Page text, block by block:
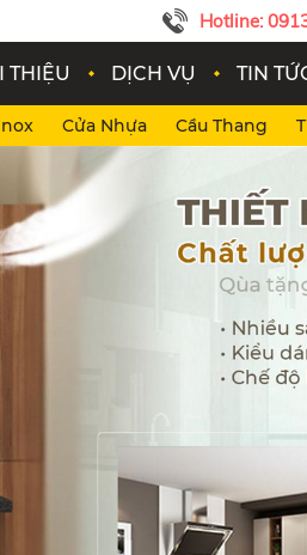
Hotline:
THIỆU DỊCH VỤ TIN
Cửa Nhựa Cầu Thang